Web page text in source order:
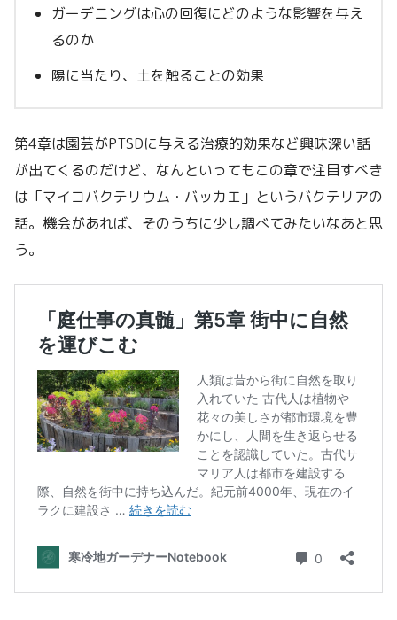
ガーデニングは心の回復にどのような影響を与え
るのか
陽に当たり、土を触ることの効果
第4章は園芸がPTSDに与える治療的効果など興味深い話
が出てくるのだけど、なんといってもこの章で注目すべき
は「マイコバクテリウム・バッカエ」というバクテリアの
話。機会があれば、そのうちに少し調べてみたいなあと思
う。